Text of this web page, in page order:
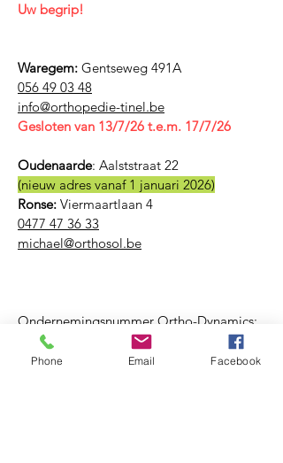
Uw begrip!
Waregem: Gentseweg 491A
056 49 03 48
​info@orthopedie-tinel.be
Gesloten van 13/7/26 t.e.m. 17/7/26
Oudenaarde: Aalststraat 22
(nieuw adres vanaf 1 januari 2026)
Ronse: Viermaartlaan 4
0477 47 36 33
michael@orthosol.be
Ondernemingsnummer Ortho-Dynamics:
0759 938 382
Phone Email Facebook